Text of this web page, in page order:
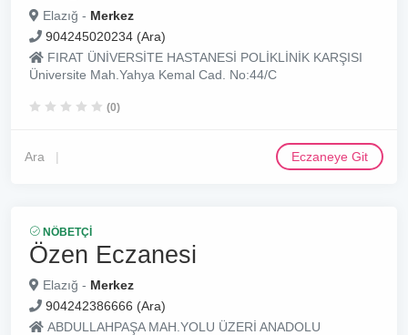
Elazığ - Merkez
904245020234 (Ara)
FIRAT ÜNİVERSİTE HASTANESİ POLİKLİNİK KARŞISI
Üniversite Mah.Yahya Kemal Cad. No:44/C
(0)
Ara Eczaneye Git
NÖBETÇI
Özen Eczanesi
Elazığ - Merkez
904242386666 (Ara)
ABDULLAHPAŞA MAH.YOLU ÜZERİ ANADOLU